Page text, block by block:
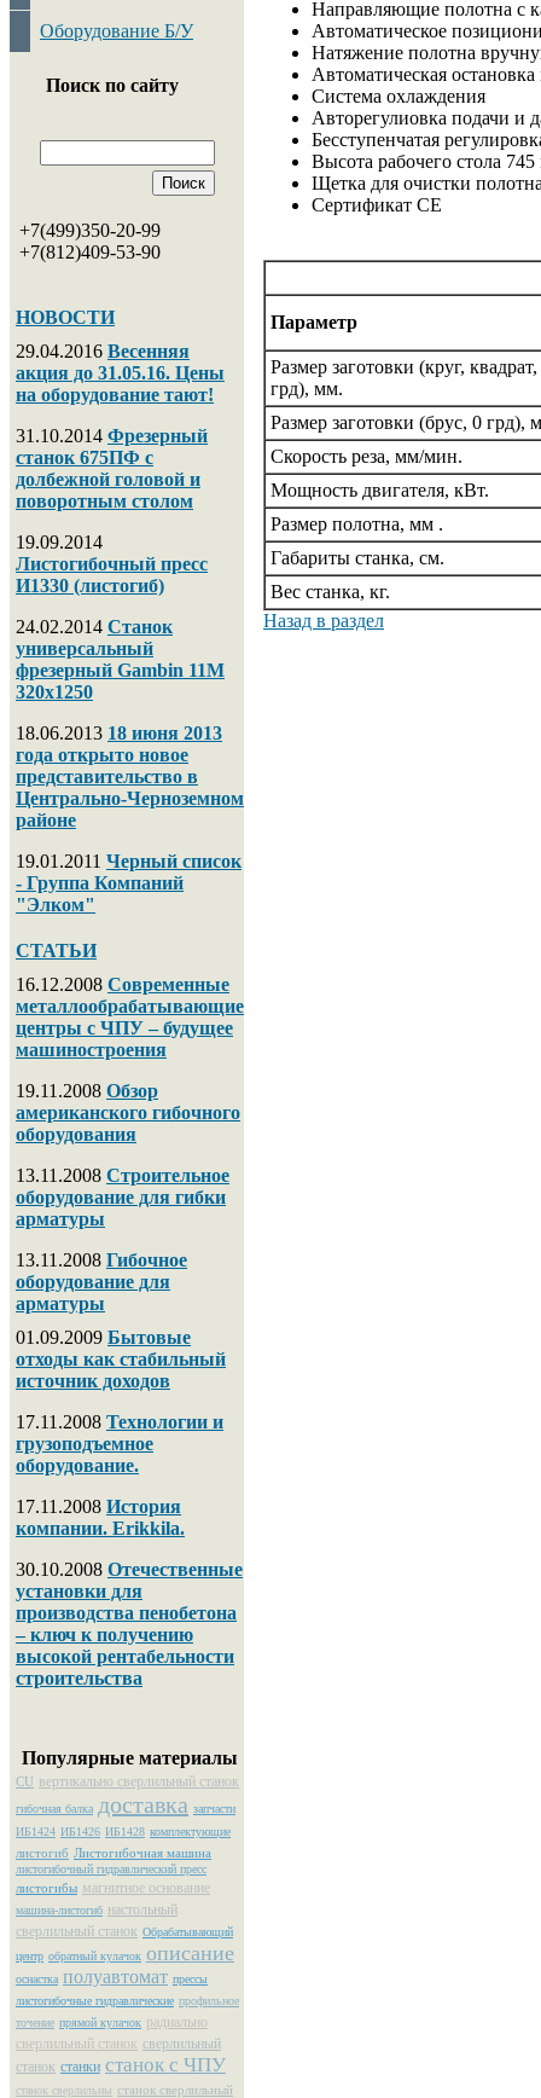
Оборудование Б/У
Поиск по сайту
+7(499)350-20-99
+7(812)409-53-90
НОВОСТИ
29.04.2016 Весенняя
акция до 31.05.16. Цены
на оборудование тают!
31.10.2014 Фрезерный
станок 675ПФ с
долбежной головой и
поворотным столом
19.09.2014
Листогибочный пресс
И1330 (листогиб)
24.02.2014 Станок
универсальный
фрезерный Gambin 11M
320х1250
18.06.2013 18 июня 2013
года открыто новое
представительство в
Центрально-Черноземном
районе
19.01.2011 Черный список
- Группа Компаний
"Элком"
СТАТЬИ
16.12.2008 Современные
металлообрабатывающие
центры с ЧПУ – будущее
машиностроения
19.11.2008 Обзор
американского гибочного
оборудования
13.11.2008 Строительное
оборудование для гибки
арматуры
13.11.2008 Гибочное
оборудование для
арматуры
01.09.2009 Бытовые
отходы как стабильный
источник доходов
17.11.2008 Технологии и
грузоподъемное
оборудование.
17.11.2008 История
компании. Erikkila.
30.10.2008 Отечественные
установки для
производства пенобетона
– ключ к получению
высокой рентабельности
строительства
Популярные материалы
CU вертикально сверлильный станок
гибочная балка доставка запчасти
ИБ1424 ИБ1426 ИБ1428 комплектующие
листогиб Листогибочная машина
листогибочный гидравлический пресс
листогибы магнитное основание
машина-листогиб настольный
сверлильный станок Обрабатывающий
центр обратный кулачок описание
оснастка полуавтомат прессы
листогибочные гидравлические профильное
точение прямой кулачок радиально
сверлильный станок сверлильный
станок станки станок с ЧПУ
станок сверлильны станок сверлильный
Направляющие полотна с
Автоматическое
Натяжение полотна
Автоматическая
Система охлаждения
Авторегулиовка подачи и
Бесступенчатая
Высота рабочего стола
Щетка для очистки
Сертификат СЕ
Параметр
Размер заготовки (круг,
грд), мм.
Размер заготовки (брус, 0 грд),
Скорость реза, мм/мин.
Мощность двигателя, кВт.
Размер полотна, мм .
Габариты станка, см.
Вес станка, кг.
Назад в раздел